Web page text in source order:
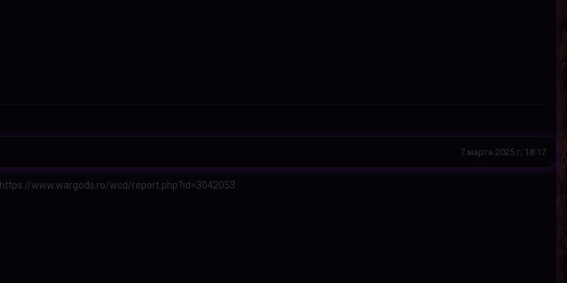
7 марта 2025 г, 18:17
https://www.wargods.ro/wcd/report.php?id=3042053